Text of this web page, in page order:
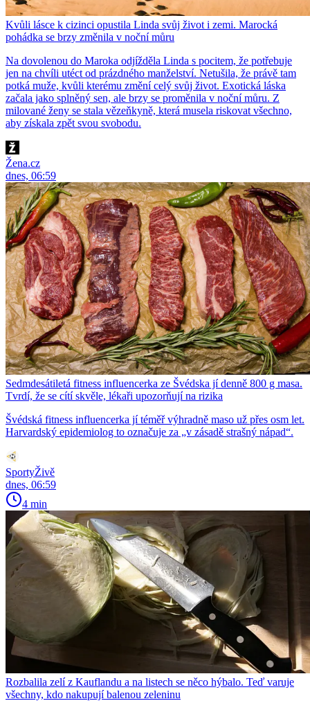
Kvůli lásce k cizinci opustila Linda svůj život i zemi. Marocká
pohádka se brzy změnila v noční můru
Na dovolenou do Maroka odjížděla Linda s pocitem, že potřebuje
jen na chvíli utéct od prázdného manželství. Netušila, že právě tam
potká muže, kvůli kterému změní celý svůj život. Exotická láska
začala jako splněný sen, ale brzy se proměnila v noční můru. Z
milované ženy se stala vězeňkyně, která musela riskovat všechno,
aby získala zpět svou svobodu.
Žena.cz
dnes, 06:59
Sedmdesátiletá fitness influencerka ze Švédska jí denně 800 g masa.
Tvrdí, že se cítí skvěle, lékaři upozorňují na rizika
Švédská fitness influencerka jí téměř výhradně maso už přes osm let.
Harvardský epidemiolog to označuje za „v zásadě strašný nápad“.
SportyŽivě
dnes, 06:59
4 min
Rozbalila zelí z Kauflandu a na listech se něco hýbalo. Teď varuje
všechny, kdo nakupují balenou zeleninu